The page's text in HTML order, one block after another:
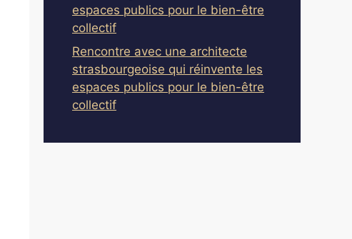
espaces publics pour le bien-être
collectif
Rencontre avec une architecte
strasbourgeoise qui réinvente les
espaces publics pour le bien-être
collectif